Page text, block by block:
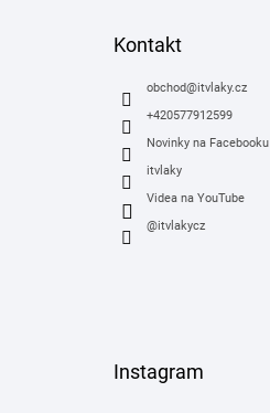
Kontakt
obchod@itvlaky.cz
+420577912599
Novinky na Facebooku
itvlaky
Videa na YouTube
@itvlakycz
Instagram